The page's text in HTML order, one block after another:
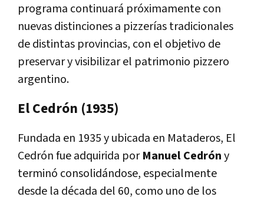
programa continuará próximamente con
nuevas distinciones a pizzerías tradicionales
de distintas provincias, con el objetivo de
preservar y visibilizar el patrimonio pizzero
argentino.
El Cedrón (1935)
Fundada en 1935 y ubicada en Mataderos, El
Cedrón fue adquirida porManuel Cedróny
terminó consolidándose, especialmente
desde la década del 60, como uno de los